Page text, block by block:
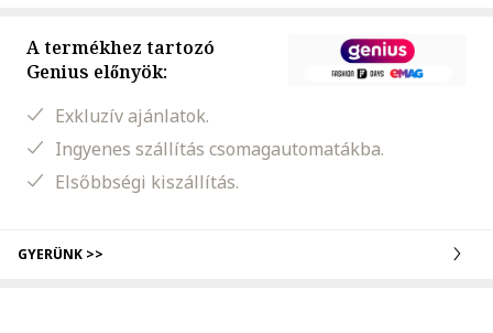
A termékhez tartozó
Genius előnyök:
Exkluzív ajánlatok.
Ingyenes szállítás csomagautomatákba.
Elsőbbségi kiszállítás.
GYERÜNK >>